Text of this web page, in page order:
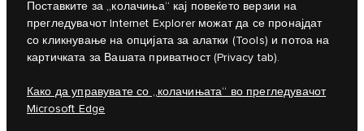
Поставките за „колачиња“ кај повеќето верзии на
прегледувачот Internet Explorer можат да се пронајдат
со кликнување на опцијата за алатки (Tools) и потоа на
картичката за Вашата приватност (Privacy tab).
Како да управувате со „колачињата“ во прегледувачот
Microsoft Edge